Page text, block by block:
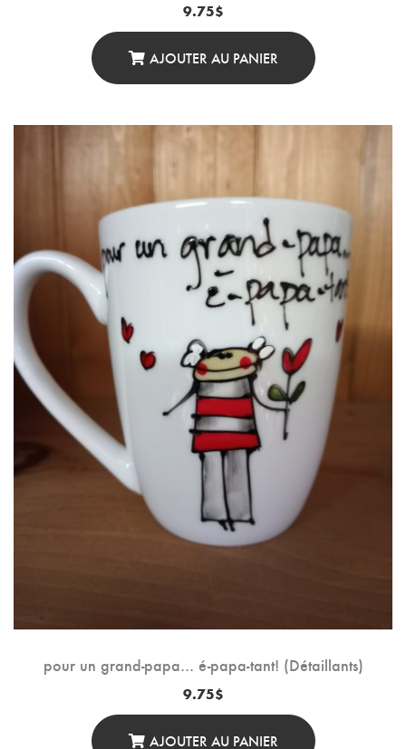
9.75$
AJOUTER AU PANIER
pour un grand-papa… é-papa-tant! (Détaillants)
9.75$
AJOUTER AU PANIER